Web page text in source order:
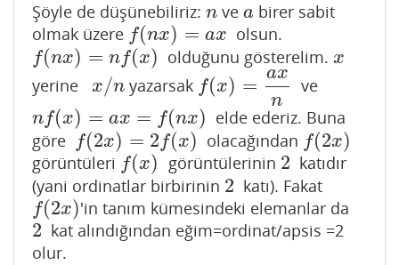
Şöyle de düşünebiliriz: n
nve a
a birer sabit
olmak üzere f(nx) = ax
f(nx)=a x olsun.
f(nx) = nf(x)
f(nx)=n (x) olduğunu gösterelim. x
x
yerine x/n
x/n yazarsak f(x) =
ax
n
f(x)=a xn ve
nf(x) = ax = f(nx)
nf(x)=a x=f nx)
elde ederiz. Buna
göre
f(2x) = 2 f(x)
f(2x)=2 (x) olacağından f(2x)
f(2x)
görüntüleri f(x)
f(x) görüntülerinin 2
2 katıdır
(yani ordinatlar birbirinin 2
2 katı). Fakat
f(2x)
f(2x) 'in tanım kümesindeki elemanlar da
2
2 kat alındığından eğim=ordinat/apsis =2
olur.